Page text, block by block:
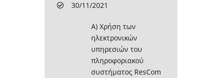
30/11/2021
Α) Χρήση των
ηλεκτρονικών
υπηρεσιών του
πληροφοριακού
συστήματος ResCom